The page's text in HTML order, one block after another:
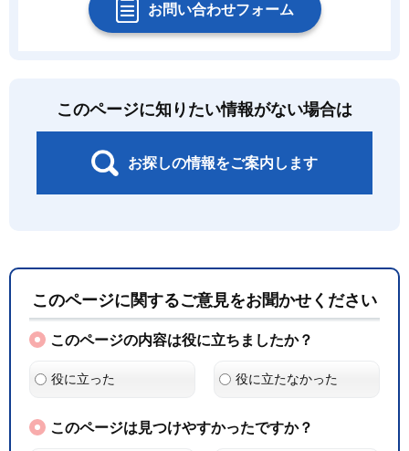
お問い合わせフォーム
このページに知りたい情報がない場合は
お探しの情報をご案内します
このページに関するご意見をお聞かせください
このページの内容は役に立ちましたか？
役に立った 役に立たなかった
このページは見つけやすかったですか？